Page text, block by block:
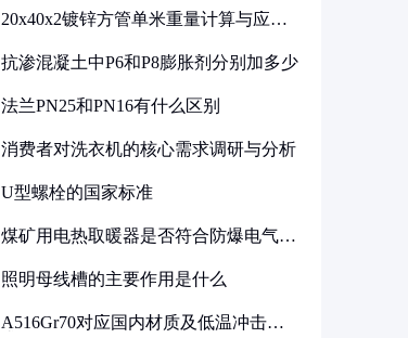
20x40x2镀锌方管单米重量计算与应用
抗渗混凝土中P6和P8膨胀剂分别加多少
法兰PN25和PN16有什么区别
消费者对洗衣机的核心需求调研与分析
U型螺栓的国家标准
煤矿用电热取暖器是否符合防爆电气设
照明母线槽的主要作用是什么
A516Gr70对应国内材质及低温冲击要